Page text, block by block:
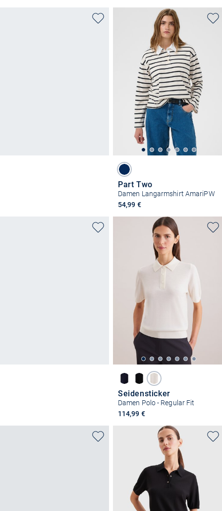
Part Two
Damen Langarmshirt AmariPW
54,99 €
Seidensticker
Damen Polo - Regular Fit
114,99 €